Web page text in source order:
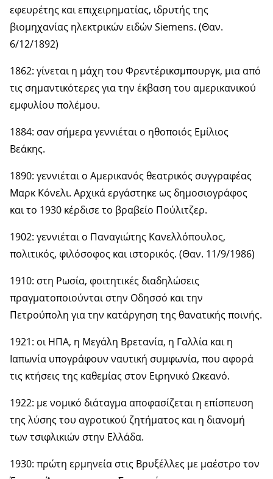
εφευρέτης και επιχειρηματίας, ιδρυτής της
βιομηχανίας ηλεκτρικών ειδών Siemens. (Θαν.
6/12/1892)
1862: γίνεται η μάχη του Φρεντέρικσμπουργκ, μια από
τις σημαντικότερες για την έκβαση του αμερικανικού
εμφυλίου πολέμου.
1884: σαν σήμερα γεννιέται ο ηθοποιός Εμίλιος
Βεάκης.
1890: γεννιέται ο Αμερικανός θεατρικός συγγραφέας
Μαρκ Κόνελι. Αρχικά εργάστηκε ως δημοσιογράφος
και το 1930 κέρδισε το βραβείο Πούλιτζερ.
1902: γεννιέται ο Παναγιώτης Κανελλόπουλος,
πολιτικός, φιλόσοφος και ιστορικός. (Θαν. 11/9/1986)
1910: στη Ρωσία, φοιτητικές διαδηλώσεις
πραγματοποιούνται στην Οδησσό και την
Πετρούπολη για την κατάργηση της θανατικής ποινής.
1921: οι ΗΠΑ, η Μεγάλη Βρετανία, η Γαλλία και η
Ιαπωνία υπογράφουν ναυτική συμφωνία, που αφορά
τις κτήσεις της καθεμίας στον Ειρηνικό Ωκεανό.
1922: με νομικό διάταγμα αποφασίζεται η επίσπευση
της λύσης του αγροτικού ζητήματος και η διανομή
των τσιφλικιών στην Ελλάδα.
1930: πρώτη ερμηνεία στις Βρυξέλλες με μαέστρο τον